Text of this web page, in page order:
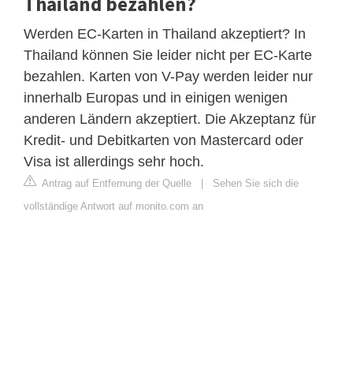
Werden EC-Karten in Thailand akzeptiert? In
Thailand können Sie leider nicht per EC-Karte
bezahlen. Karten von V-Pay werden leider nur
innerhalb Europas und in einigen wenigen
anderen Ländern akzeptiert. Die Akzeptanz für
Kredit- und Debitkarten von Mastercard oder
Visa ist allerdings sehr hoch.
Antrag auf Entfernung der Quelle | Sehen Sie sich die
vollständige Antwort auf monito.com an